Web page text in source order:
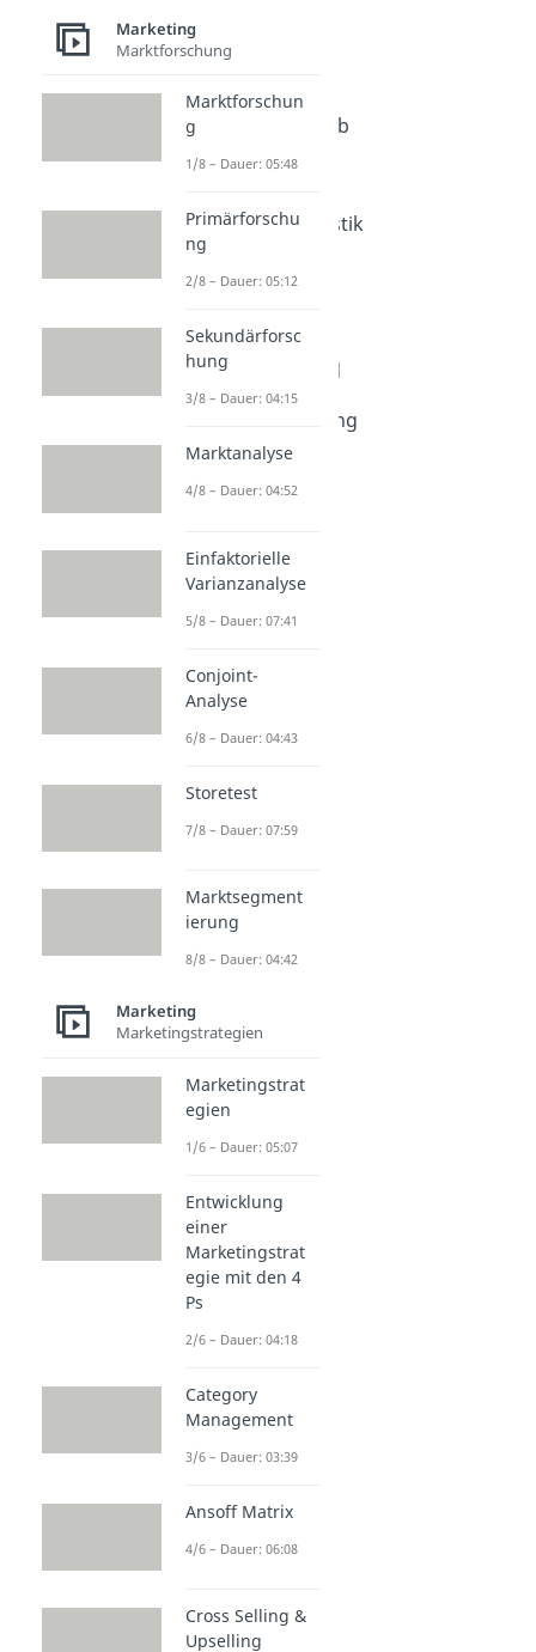
Distributionspolitik
Dauer: 04:41
Indirekter Vertrieb
Franchising
Distributionslogistik
Dauer: 04:24
Push Strategie
Dauer: 03:52
Distributionsgrad
Dauer: 05:07
Vertriebsmarketing
Dauer: 03:25
Marketing
Marktforschung
Marktforschun
g
1/8 – Dauer: 05:48
Primärforschu
ng
2/8 – Dauer: 05:12
Sekundärforsc
hung
3/8 – Dauer: 04:15
Marktanalyse
4/8 – Dauer: 04:52
Einfaktorielle
Varianzanalyse
5/8 – Dauer: 07:41
Conjoint-
Analyse
6/8 – Dauer: 04:43
Storetest
7/8 – Dauer: 07:59
Marktsegment
ierung
8/8 – Dauer: 04:42
Marketing
Marketingstrategien
Marketingstrat
egien
1/6 – Dauer: 05:07
Entwicklung
einer
Marketingstrat
egie mit den 4
Ps
2/6 – Dauer: 04:18
Category
Management
3/6 – Dauer: 03:39
Ansoff Matrix
4/6 – Dauer: 06:08
Cross Selling &
Upselling